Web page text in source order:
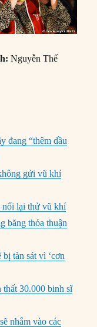
Nguyễn Thế
đang “thêm dầu
gửi vũ khí
nối lại thử vũ khí
băng thỏa thuận
tàn sát vì ‘cơn
30.000 binh sĩ
nhắm vào các